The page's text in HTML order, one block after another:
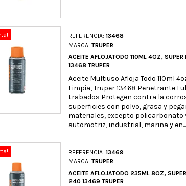
REFERENCIA: 13468
MARCA: TRUPER
ACEITE AFLOJATODO 110ML 4OZ, SUPER
13468 TRUPER
Aceite Multiuso Afloja Todo 110ml
Limpia, Truper 13468 Penetrante
trabados Protegen contra la
superficies con polvo, grasa y
materiales, excepto policarbonato
automotriz, industrial, marina y en...
REFERENCIA: 13469
MARCA: TRUPER
ACEITE AFLOJATODO 235ML 8OZ,
240 13469 TRUPER